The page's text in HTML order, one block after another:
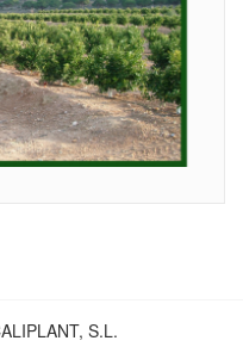
S.L.